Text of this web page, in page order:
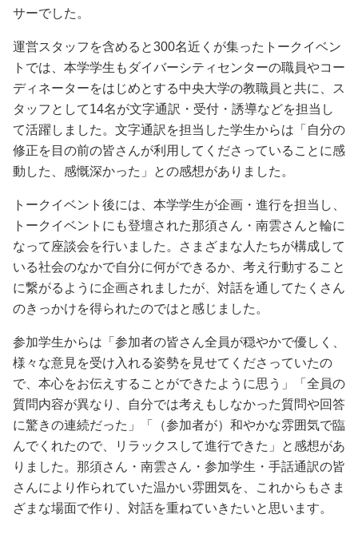
サーでした。
運営スタッフを含めると300名近くが集ったトークイベン
トでは、本学学生もダイバーシティセンターの職員やコー
ディネーターをはじめとする中央大学の教職員と共に、ス
タッフとして14名が文字通訳・受付・誘導などを担当し
て活躍しました。文字通訳を担当した学生からは「自分の
修正を目の前の皆さんが利用してくださっていることに感
動した、感慨深かった」との感想がありました。
トークイベント後には、本学学生が企画・進行を担当し、
トークイベントにも登壇された那須さん・南雲さんと輪に
なって座談会を行いました。さまざまな人たちが構成して
いる社会のなかで自分に何ができるか、考え行動すること
に繋がるように企画されましたが、対話を通してたくさん
のきっかけを得られたのではと感じました。
参加学生からは「参加者の皆さん全員が穏やかで優しく、
様々な意見を受け入れる姿勢を見せてくださっていたの
で、本心をお伝えすることができたように思う 」「全員の
質問内容が異なり、自分では考えもしなかった質問や回答
に驚きの連続だった」
「（参加者が）和やかな雰囲気で臨
んでくれたので、リラックスして進行できた」と感想があ
りました。那須さん・南雲さん・参加学生・手話通訳の皆
さんにより作られていた温かい雰囲気を、これからもさま
ざまな場面で作り、対話を重ねていきたいと思います。